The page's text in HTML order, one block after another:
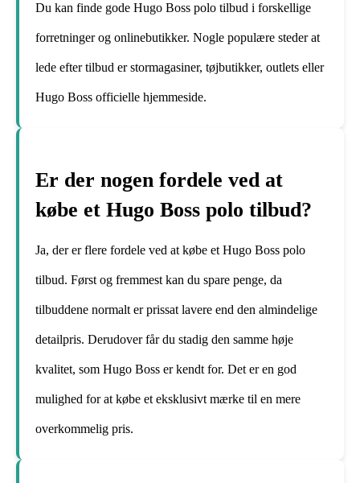
Du kan finde gode Hugo Boss polo tilbud i forskellige
forretninger og onlinebutikker. Nogle populære steder at
lede efter tilbud er stormagasiner, tøjbutikker, outlets eller
Hugo Boss officielle hjemmeside.
Er der nogen fordele ved at
købe et Hugo Boss polo tilbud?
Ja, der er flere fordele ved at købe et Hugo Boss polo
tilbud. Først og fremmest kan du spare penge, da
tilbuddene normalt er prissat lavere end den almindelige
detailpris. Derudover får du stadig den samme høje
kvalitet, som Hugo Boss er kendt for. Det er en god
mulighed for at købe et eksklusivt mærke til en mere
overkommelig pris.